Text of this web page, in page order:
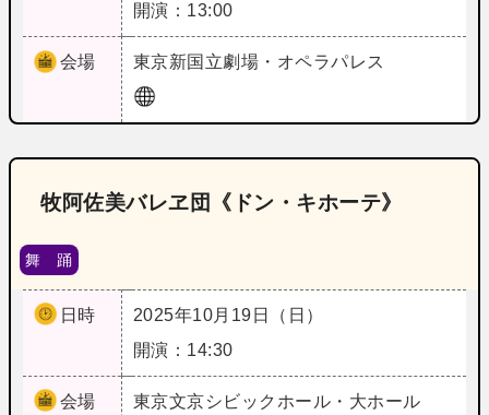
開演：13:00
会場 東京新国立劇場・オペラパレス
牧阿佐美バレヱ団《ドン・キホーテ》
舞 踊
日時
2025年10月19日（日）
開演：14:30
会場 東京文京シビックホール・大ホール